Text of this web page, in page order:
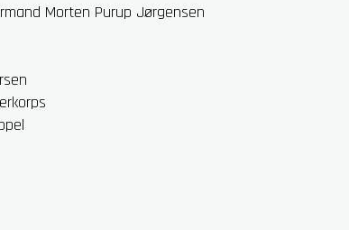
Morten Purup Jørgensen